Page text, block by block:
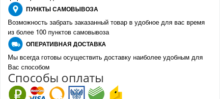
ПУНКТЫ САМОВЫВОЗА
Возможность забрать заказанный товар в удобное для вас время
из более 100 пунктов самовывоза
ОПЕРАТИВНАЯ ДОСТАВКА
Мы всегда готовы осуществить доставку наиболее удобным для
Вас способом
Способы оплаты